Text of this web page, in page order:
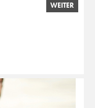
WEITER